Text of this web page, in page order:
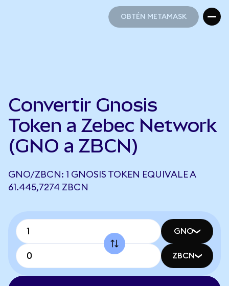
OBTÉN METAMASK
Convertir Gnosis
Token a Zebec Network
(GNO a ZBCN)
GNO/ZBCN: 1 GNOSIS TOKEN EQUIVALE A
61.445,7274 ZBCN
GNO
ZBCN